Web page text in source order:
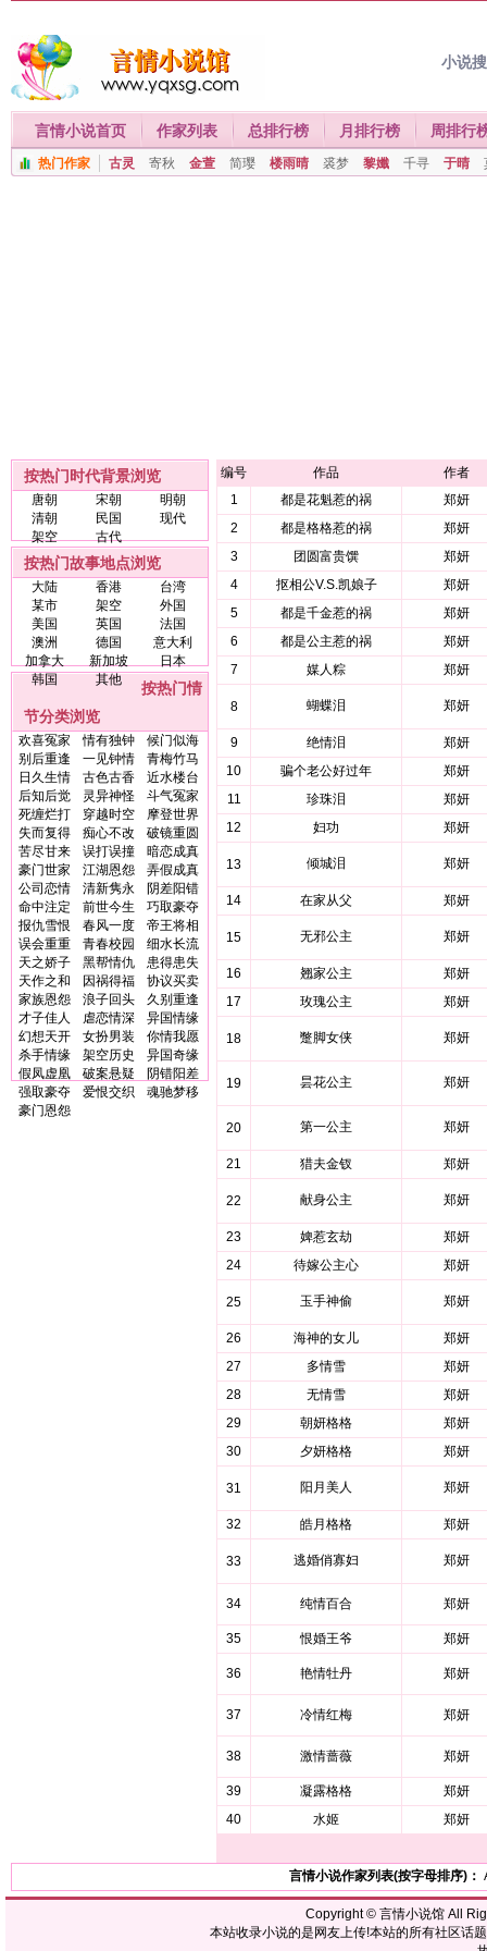
小说
言情小说首页 作家列表 总排行榜 月排行榜 周排行
热门作家 古灵 寄秋 金萱 简璎 楼雨晴 裘梦 黎孅 千寻 于晴
按热门时代背景浏览
唐朝 宋朝
明朝
清朝
民国
现代
架空
古代
按热门故事地点浏览
大陆 香港
台湾
某市
架空
外国
美国
英国
法国
澳洲
德国
意大利
加拿大
新加坡
日本
韩国
其他
按热门情
节分类浏览
欢喜冤家 情有独钟
候门似海
别后重逢
一见钟情
青梅竹马
日久生情
古色古香
近水楼台
后知后觉
灵异神怪
斗气冤家
死缠烂打
穿越时空
摩登世界
失而复得
痴心不改
破镜重圆
苦尽甘来
误打误撞
暗恋成真
豪门世家
江湖恩怨
弄假成真
公司恋情
清新隽永
阴差阳错
命中注定
前世今生
巧取豪夺
报仇雪恨
春风一度
帝王将相
误会重重
青春校园
细水长流
天之娇子
黑帮情仇
患得患失
天作之和
因祸得福
协议买卖
家族恩怨
浪子回头
久别重逢
才子佳人
虐恋情深
异国情缘
幻想天开
女扮男装
你情我愿
杀手情缘
架空历史
异国奇缘
假凤虚凰
破案悬疑
阴错阳差
强取豪夺
爱恨交织
魂驰梦移
豪门恩怨
编号 作品
作者
1
都是花魁惹的祸
郑妍
2
都是格格惹的祸
郑妍
3
团圆富贵馔
郑妍
4
抠相公V.S.凯娘子
郑妍
5
都是千金惹的祸
郑妍
6
都是公主惹的祸
郑妍
7
媒人粽 郑妍
8 蝴蝶泪 郑妍
9 绝情泪
郑妍
10
骗个老公好过年
郑妍
11
珍珠泪
郑妍
12
妇功 郑妍
13 倾城泪 郑妍
14 在家从父 郑妍
15 无邪公主 郑妍
16 翘家公主
郑妍
17
玫瑰公主 郑妍
18 蹩脚女侠 郑妍
19 昙花公主 郑妍
20 第一公主 郑妍
21 猎夫金钗 郑妍
22 献身公主 郑妍
23 婢惹玄劫
郑妍
24
待嫁公主心 郑妍
25 玉手神偷 郑妍
26 海神的女儿
郑妍
27
多情雪
郑妍
28
无情雪
郑妍
29
朝妍格格
郑妍
30
夕妍格格 郑妍
31 阳月美人 郑妍
32 皓月格格 郑妍
33 逃婚俏寡妇 郑妍
34 纯情百合 郑妍
35 恨婚王爷 郑妍
36 艳情牡丹 郑妍
37 冷情红梅 郑妍
38 激情蔷薇 郑妍
39 凝露格格
郑妍
40
水姬 郑妍
言情小说作家列表(按字母排序)：
Copyright © 言情小说馆All
本站收录小说的是网友上传!本站的所有社区话